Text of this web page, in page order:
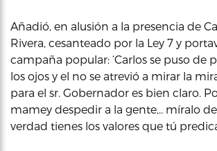
Añadió, en alusión a la presencia de
Rivera, cesanteado por la Ley 7 y
campaña popular: ‘Carlos se puso de
los ojos y el no se atrevió a mirar la
para el sr. Gobernador es bien claro.
mamey despedir a la gente,.. míralo
verdad tienes los valores que tú